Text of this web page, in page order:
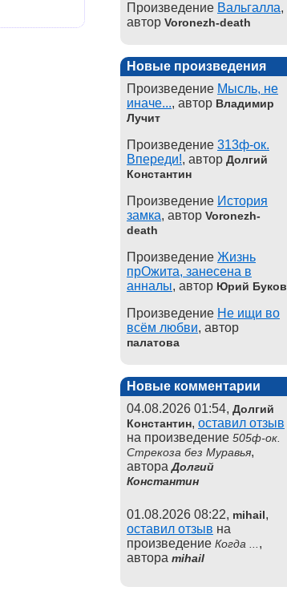
Произведение Вальгалла,
автор Voronezh-death
Новые произведения
Произведение Мысль, не
иначе..., автор Владимир
Лучит
Произведение 313ф-ок.
Впереди!, автор Долгий
Константин
Произведение История
замка, автор Voronezh-
death
Произведение Жизнь
прОжита, занесена в
анналы, автор Юрий Буков
Произведение Не ищи во
всём любви, автор
палатова
Новые комментарии
04.08.2026 01:54, Долгий
Константин, оставил отзыв
на произведение 505ф-ок.
Стрекоза без Муравья,
автораДолгий
Константин
01.08.2026 08:22, mihail,
оставил отзыв на
произведение Когда ... ,
автора mihail